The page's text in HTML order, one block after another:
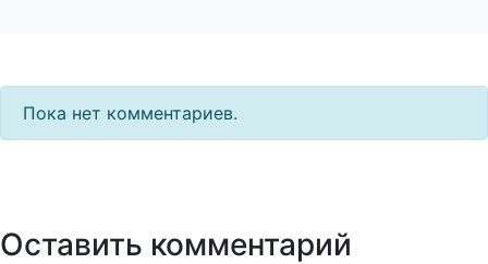
Пока нет комментариев.
Оставить комментарий